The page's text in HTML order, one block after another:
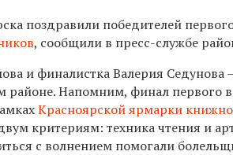
поздравили победителей
, сообщили в пресс-службе
и финалистка Валерия Седунова
Напомним, финал первого
Красноярской ярмарки
критериям: техника чтения и
с волнением помогали